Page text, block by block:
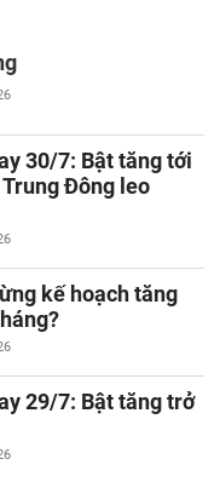
30/7: Bật tăng tới
Đông leo
kế hoạch tăng
29/7: Bật tăng trở